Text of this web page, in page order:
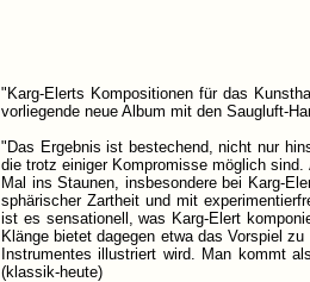
"Karg-Elerts Kompositionen für das
vorliegende neue Album mit den Saugluft-
"Das Ergebnis ist bestechend, nicht nur
die trotz einiger Kompromisse möglich
Mal ins Staunen, insbesondere bei Karg-
sphärischer Zartheit und mit
ist es sensationell, was Karg-Elert
Klänge bietet dagegen etwa das Vorspiel
Instrumentes illustriert wird. Man kommt
(klassik-heute)